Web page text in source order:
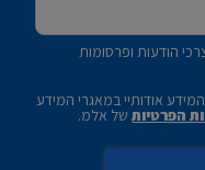
הודעות ופרסומות
אודותיי במאגרי המידע
הפרטיותשל אלמ.